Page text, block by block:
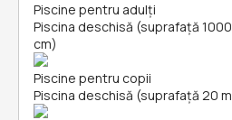
Piscine pentru adulți
Piscina deschisă (suprafață
cm)
Piscine pentru copii
Piscina deschisă (suprafață 20